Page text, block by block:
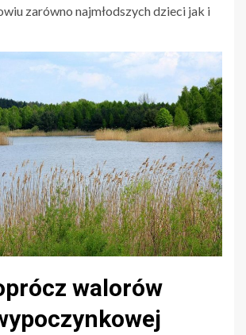
zarówno najmłodszych dzieci jak i
walorów